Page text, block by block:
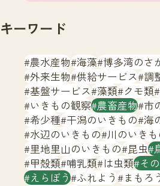
文字サイズ 小 中
生物多様性ふくおかウェブ
サイトマップ
キーワード
農水産物 海藻 博多湾のさ
外来生物 供給サービス 調
基盤サービス 藻類 クモ類
いきもの観察 農畜産物 市
希少種 干潟のいきもの 海
水辺のいきもの 川のいき
里地里山のいきもの 昆虫
甲殻類 哺乳類 は虫類 そ
えらぼう ふれよう まもろ